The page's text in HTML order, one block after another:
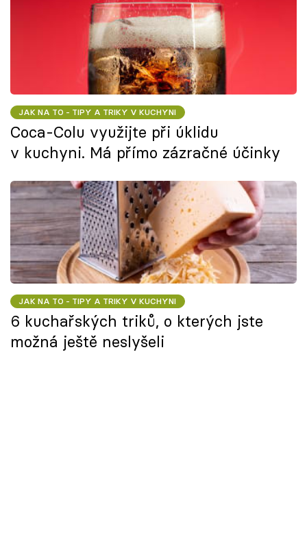
JAK NA TO - TIPY A TRIKY V KUCHYNI
Coca-Colu využijte při úklidu
v kuchyni. Má přímo zázračné účinky
JAK NA TO - TIPY A TRIKY V KUCHYNI
6 kuchařských triků, o kterých jste
možná ještě neslyšeli